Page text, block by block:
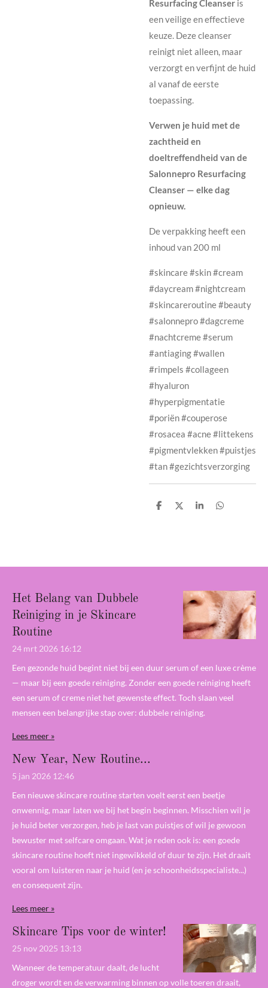
Resurfacing Cleanser is
een veilige en effectieve
keuze. Deze cleanser
reinigt niet alleen, maar
verzorgt en verfijnt de huid
al vanaf de eerste
toepassing.
Verwen je huid met de
zachtheid en
doeltreffendheid van de
Salonnepro Resurfacing
Cleanser — elke dag
opnieuw.
De verpakking heeft een
inhoud van 200 ml
#skincare #skin #cream
#daycream #nightcream
#skincareroutine #beauty
#salonnepro #dagcreme
#nachtcreme #serum
#antiaging #wallen
#rimpels #collageen
#hyaluron
#hyperpigmentatie
#poriën #couperose
#rosacea #acne #littekens
#pigmentvlekken #puistjes
#tan #gezichtsverzorging
D
D
S
D
Het Belang van Dubbele
Reiniging in je Skincare
Routine
24 mrt 2026 16:12
Een gezonde huid begint niet bij een duur serum of een luxe crème
— maar bij een goede reiniging. Zonder een goede reiniging heeft
een serum of creme niet het gewenste effect. Toch slaan veel
mensen een belangrijke stap over: dubbele reiniging.
Lees meer »
New Year, New Routine...
5 jan 2026 12:46
Een nieuwe skincare routine starten voelt eerst een beetje
onwennig, maar laten we bij het begin beginnen. Misschien wil je
je huid beter verzorgen, heb je last van puistjes of wil je gewoon
bewuster met selfcare omgaan. Wat je reden ook is: een goede
skincare routine hoeft niet ingewikkeld of duur te zijn. Het draait
vooral om luisteren naar je huid (en je schoonheidsspecialiste...)
en consequent zijn.
Lees meer »
Skincare Tips voor de winter!
25 nov 2025 13:13
Wanneer de temperatuur daalt, de lucht
droger wordt en de verwarming binnen op volle toeren draait,